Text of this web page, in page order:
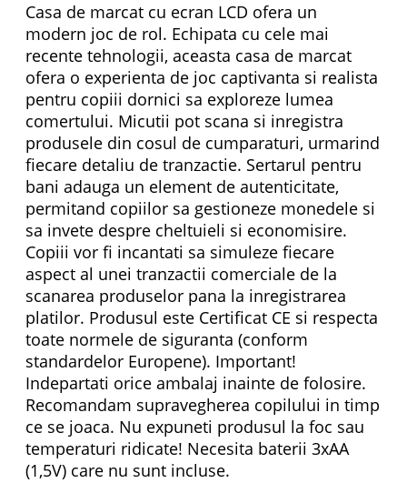
Casa de marcat cu ecran LCD ofera un
modern joc de rol. Echipata cu cele mai
recente tehnologii, aceasta casa de marcat
ofera o experienta de joc captivanta si realista
pentru copiii dornici sa exploreze lumea
comertului. Micutii pot scana si inregistra
produsele din cosul de cumparaturi, urmarind
fiecare detaliu de tranzactie. Sertarul pentru
bani adauga un element de autenticitate,
permitand copiilor sa gestioneze monedele si
sa invete despre cheltuieli si economisire.
Copiii vor fi incantati sa simuleze fiecare
aspect al unei tranzactii comerciale de la
scanarea produselor pana la inregistrarea
platilor. Produsul este Certificat CE si respecta
toate normele de siguranta (conform
standardelor Europene). Important!
Indepartati orice ambalaj inainte de folosire.
Recomandam supravegherea copilului in timp
ce se joaca. Nu expuneti produsul la foc sau
temperaturi ridicate! Necesita baterii 3xAA
(1,5V) care nu sunt incluse.